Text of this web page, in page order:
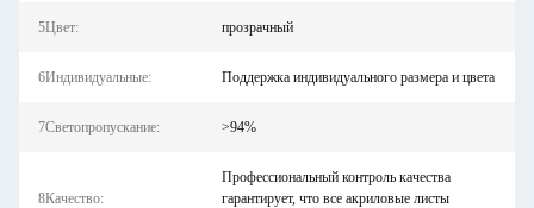
5Цвет: прозрачный
6Индивидуальные: Поддержка индивидуального размера и цвета
7Светопропускание: >94%
8Качество:
Профессиональный контроль качества
гарантирует, что все акриловые листы